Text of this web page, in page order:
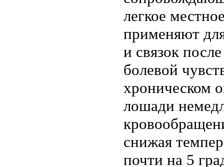
легкое
применяют
и связок
болевой
хроническом
лошади
снижая
почти на 5